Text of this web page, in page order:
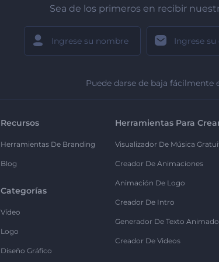
Sea de los primeros en recibir
Puede darse de baja
Recursos
Herramientas De Branding
Blog
Categorías
Vídeo
Logo
Diseño Gráfico
Herramientas Para
Visualizador De Música
Creador De Animaciones
Animación De Logo
Creador De Intro
Generador De Texto Animado
Creador De Videos